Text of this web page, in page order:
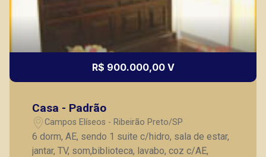
R$ 900.000,00 V
Casa - Padrão
Campos Elíseos - Ribeirão Preto/SP
6 dorm, AE, sendo 1 suite c/hidro, sala de estar,
jantar, TV, som,biblioteca, lavabo, coz c/AE,